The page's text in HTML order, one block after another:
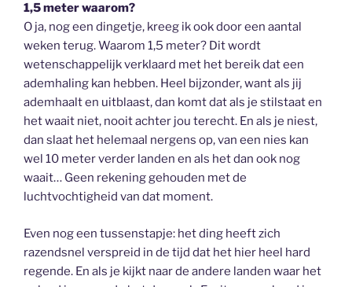
1,5 meter waarom?
O ja, nog een dingetje, kreeg ik ook door een aantal
weken terug. Waarom 1,5 meter? Dit wordt
wetenschappelijk verklaard met het bereik dat een
ademhaling kan hebben. Heel bijzonder, want als jij
ademhaalt en uitblaast, dan komt dat als je stilstaat en
het waait niet, nooit achter jou terecht. En als je niest,
dan slaat het helemaal nergens op, van een nies kan
wel 10 meter verder landen en als het dan ook nog
waait… Geen rekening gehouden met de
luchtvochtigheid van dat moment.
Even nog een tussenstapje: het ding heeft zich
razendsnel verspreid in de tijd dat het hier heel hard
regende. En als je kijkt naar de andere landen waar het